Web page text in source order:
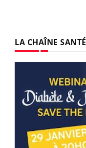
LA CHAÎNE SANTÉ